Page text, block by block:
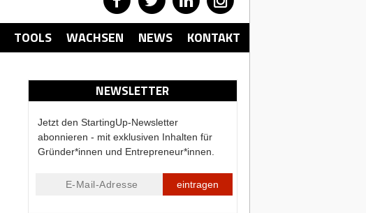
TOOLS WACHSEN NEWS KONTAKT
NEWSLETTER
Jetzt den StartingUp-Newsletter
abonnieren - mit exklusiven Inhalten für
Gründer*innen und Entrepreneur*innen.
eintragen